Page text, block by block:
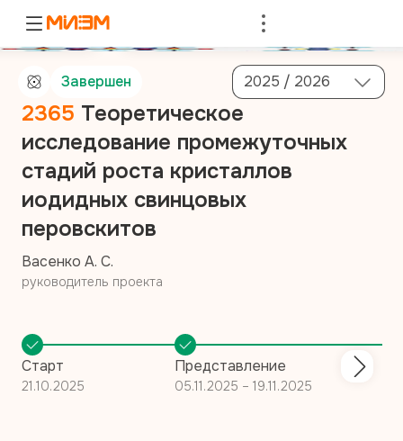
Завершен 2025 / 2026
2365 Теоретическое
исследование промежуточных
стадий роста кристаллов
иодидных свинцовых
перовскитов
Васенко А. С.
руководитель проекта
Старт
21.10.2025
Представление
05.11.2025 – 19.11.2025